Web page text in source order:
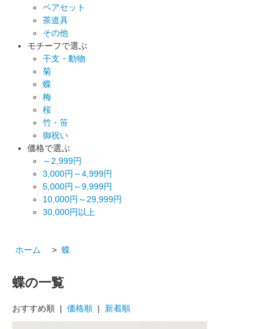
ペアセット
茶道具
その他
モチーフで選ぶ
干支・動物
菊
蝶
梅
桜
竹・笹
御祝い
価格で選ぶ
～2,999円
3,000円～4,999円
5,000円～9,999円
10,000円～29,999円
30,000円以上
ホーム > 蝶
蝶の一覧
おすすめ順 | 価格順 | 新着順